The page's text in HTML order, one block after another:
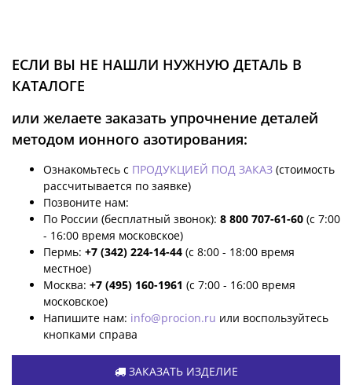
ЕСЛИ ВЫ НЕ НАШЛИ НУЖНУЮ ДЕТАЛЬ В
КАТАЛОГЕ
или желаете заказать упрочнение деталей
методом ионного азотирования:
Ознакомьтесь с ПРОДУКЦИЕЙ ПОД ЗАКАЗ (стоимость
рассчитывается по заявке)
Позвоните нам:
По России (бесплатный звонок): 8 800 707-61-60 (с 7:00
- 16:00 время московское)
Пермь: +7 (342) 224-14-44 (с 8:00 - 18:00 время
местное)
Москва: +7 (495) 160-1961 (с 7:00 - 16:00 время
московское)
Напишите нам: info@procion.ru или воспользуйтесь
кнопками справа
ЗАКАЗАТЬ ИЗДЕЛИЕ